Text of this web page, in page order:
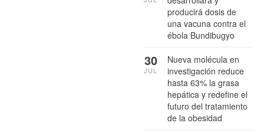
producirá dosis de
una vacuna contra el
ébola Bundibugyo
Nueva molécula en
investigación reduce
hasta 63% la grasa
hepática y redefine el
futuro del tratamiento
de la obesidad
30
JUL